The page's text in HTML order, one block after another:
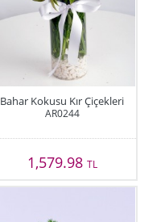
Bahar Kokusu Kır Çiçekleri
AR0244
1,579.98 TL